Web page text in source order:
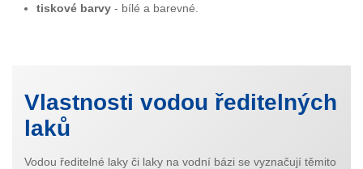
tiskové barvy - bílé a barevné.
Vlastnosti vodou ředitelných
laků
Vodou ředitelné laky či laky na vodní bázi se vyznačují těmito